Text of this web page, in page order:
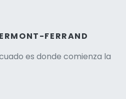
FERRAND
es donde comienza la